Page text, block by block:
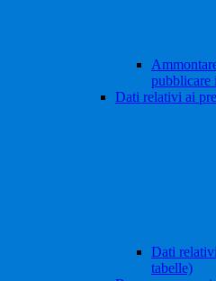
pubblicare
Dati relativi ai
Dati
tabelle)